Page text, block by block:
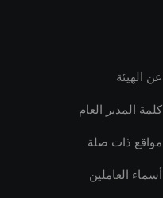
عن الهيئة
كلمة المدير العام
مواقع ذات صلة
أسماء العاملين